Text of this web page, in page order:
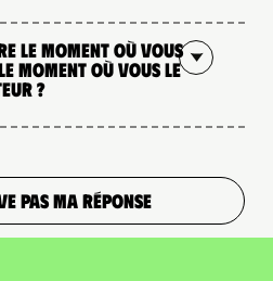
le moment où vous
moment où vous le
?
PAS MA RÉPONSE